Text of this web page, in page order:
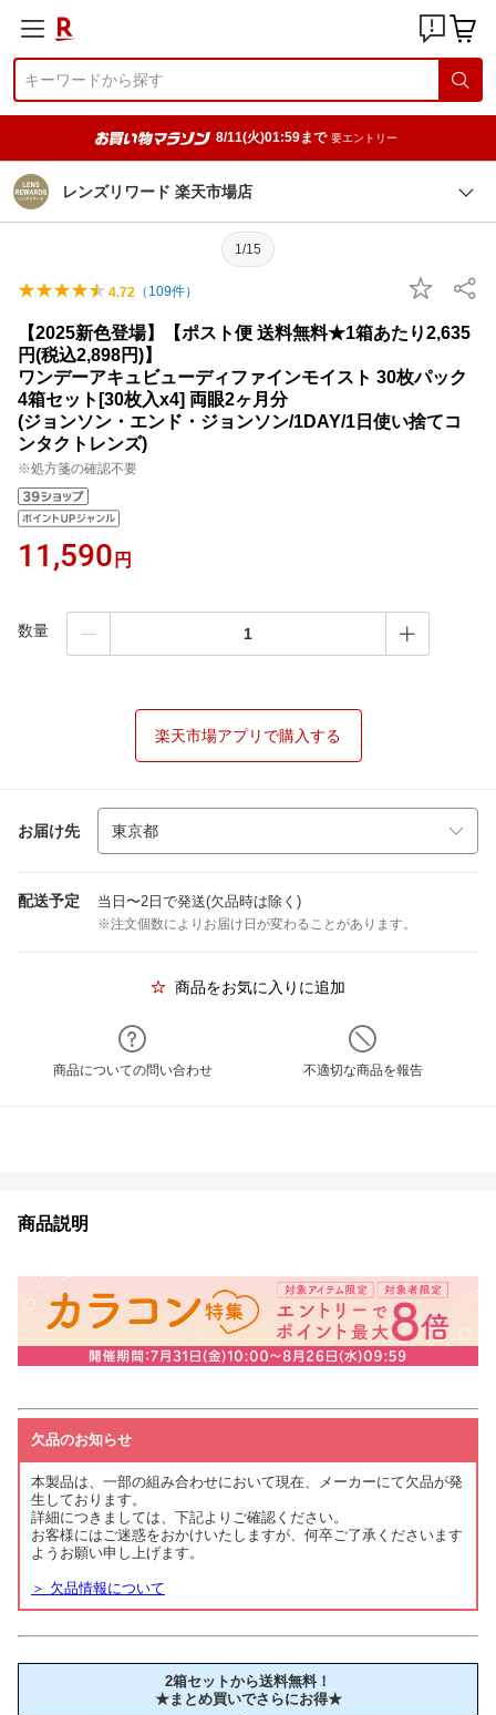
8/11(火)01:59まで 要エントリー
レンズリワード 楽天市場店
1/15
4.72 （ 109件）
【2025新色登場】【ポスト便 送料無料★1箱あたり2,635
円(税込2,898円)】
ワンデーアキュビューディファインモイスト 30枚パック
4箱セット[30枚入x4] 両眼2ヶ月分
(ジョンソン・エンド・ジョンソン/1DAY/1日使い捨てコ
ンタクトレンズ)
※処方箋の確認不要
11,590 円
数量
楽天市場アプリで購入する
お届け先
配送予定 当日〜2日で発送(欠品時は除く)
※注文個数によりお届け日が変わることがあります。
商品をお気に入りに追加
商品についての問い合わせ 不適切な商品を報告
商品説明
欠品のお知らせ
本製品は、一部の組み合わせにおいて現在、メーカーにて欠品が発
生しております。
詳細につきましては、下記よりご確認ください。
お客様にはご迷惑をおかけいたしますが、何卒ご了承くださいます
ようお願い申し上げます。
＞ 欠品情報について
2箱セットから送料無料！
★まとめ買いでさらにお得★